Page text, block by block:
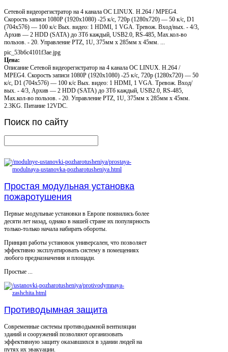
Сетевой видеорегистратор на 4 канала ОС LINUX. H.264 / MPEG4.
Скорость записи 1080P (1920x1080) -25 к/с, 720p (1280x720) — 50 к/с, D1
(704x576) — 100 к/с Вых. видео: 1 HDMI, 1 VGA. Тревож. Вход/вых. - 4/3,
Архив — 2 HDD (SATA) до 3Тб каждый, USB2.0, RS-485, Мах.кол-во
пользов. - 20. Управление PTZ, 1U, 375мм х 285мм х 45мм. ...
pic_53b6c4101f3ae.jpg
Цена:
Описание Сетевой видеорегистратор на 4 канала ОС LINUX. H.264 /
MPEG4. Скорость записи 1080P (1920x1080) -25 к/с, 720p (1280x720) — 50
к/с, D1 (704x576) — 100 к/с Вых. видео: 1 HDMI, 1 VGA. Тревож. Вход/
вых. - 4/3, Архив — 2 HDD (SATA) до 3Тб каждый, USB2.0, RS-485,
Мах.кол-во пользов. - 20. Управление PTZ, 1U, 375мм х 285мм х 45мм.
2.3KG. Питание 12VDC.
Поиск по сайту
Простая модульная установка
пожаротушения
Первые модульные установки в Европе появились более
десяти лет назад, однако в нашей стране их популярность
только-только начала набирать обороты.
Принцип работы установок универсален, что позволяет
эффективно эксплуатировать систему в помещениях
любого предназначения и площади.
Простые ...
Противодымная защита
Современные системы противодымной вентиляции
зданий и сооружений позволяют организовать
эффективную защиту оказавшихся в здании людей на
путях их эвакуации.